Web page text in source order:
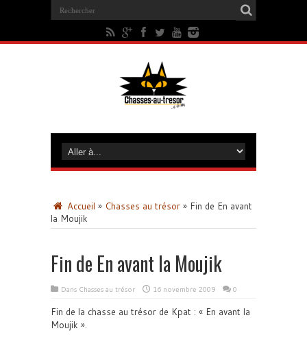
Accueil » Chasses au trésor » Fin de En avant
la Moujik
Fin de En avant la Moujik
Dans Chasses au trésor 16 novembre 2009 0
Fin de la chasse au trésor de Kpat : « En avant la
Moujik ».